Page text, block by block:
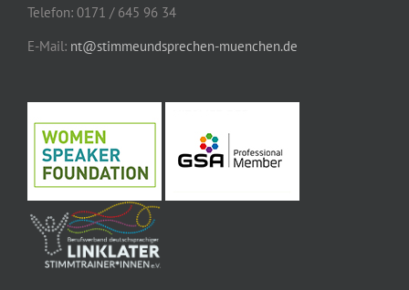
Telefon: 0171 / 645 96 34
E-Mail: nt@stimmeundsprechen-muenchen.de